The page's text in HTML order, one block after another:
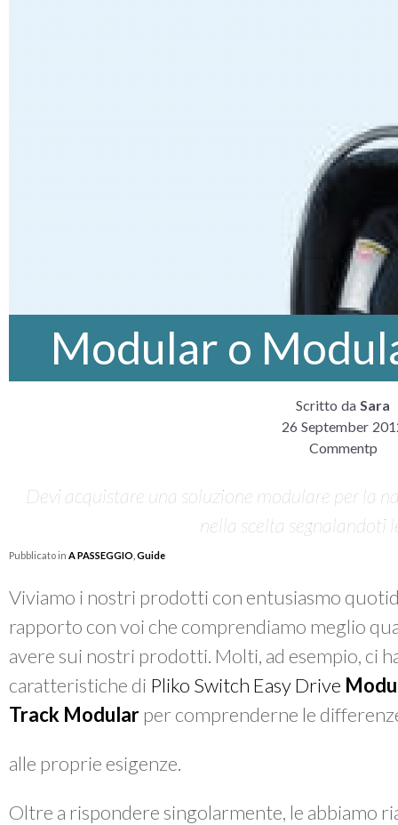
Modular o
Scritto da Sara
26 September
Commentp
Devi acquistare una soluzione modulare per la
nella scelta segnalandoti
Pubblicato in A PASSEGGIO Guide
Viviamo i nostri prodotti con entusiasmo
rapporto con voi che comprendiamo meglio
avere sui nostri prodotti. Molti, ad esempio, ci
caratteristiche di Pliko Switch Easy Drive
Track Modularper comprenderne le
alle proprie esigenze.
Oltre a rispondere singolarmente, le abbiamo